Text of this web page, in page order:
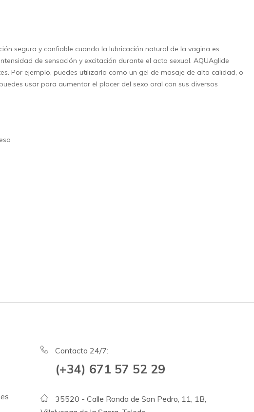
segura y confiable cuando la lubricación natural de la vagina es
de sensación y excitación durante el acto sexual. AQUAglide
Por ejemplo, puedes utilizarlo como un gel de masaje de alta calidad, o
usar para aumentar el placer del sexo oral con sus diversos
Contacto 24/7:
(+34) 671 57 52 29
35520 - Calle Ronda de San Pedro, 11, 1B,